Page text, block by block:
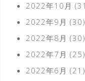
2022年10月
2022年9月 (30)
2022年8月 (30)
2022年7月 (25)
2022年6月 (21)